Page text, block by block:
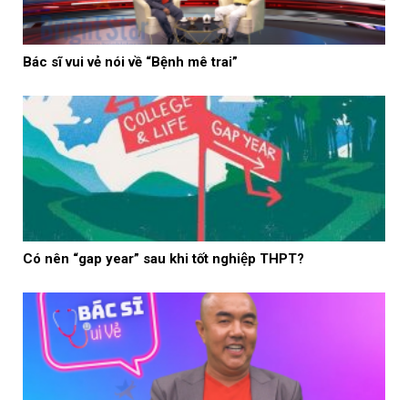
Bác sĩ vui vẻ nói về “Bệnh mê trai”
Có nên “gap year” sau khi tốt nghiệp THPT?